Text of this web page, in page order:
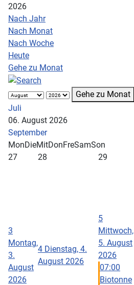
2026
Nach Jahr
Nach Monat
Nach Woche
Heute
Gehe zu Monat
Gehe zu Monat
Juli
06. August 2026
September
MonDieMitDonFreSamSon
27
28 29
3
Montag,
3.
August
2026
4 Dienstag, 4.
August 2026
5
Mittwoch,
5. August
2026
07:00
Biotonne